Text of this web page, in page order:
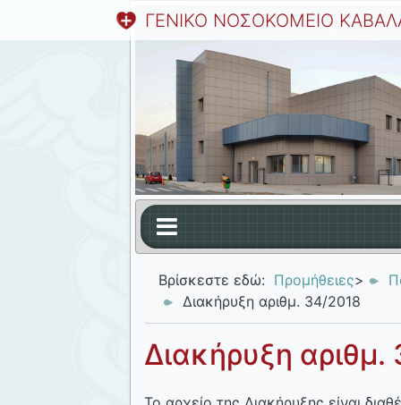
ΓΕΝΙΚΟ ΝΟΣΟΚΟΜΕΙΟ
Βρίσκεστε εδώ: Προμήθειες>
Διακήρυξη αριθμ. 34/2018
Διακήρυξη